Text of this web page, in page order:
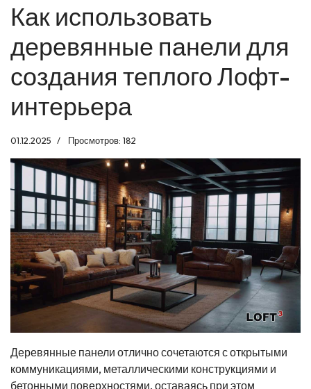
Как использовать
деревянные панели для
создания теплого Лофт-
интерьера
01.12.2025 Просмотров: 182
Деревянные панели отлично сочетаются с открытыми
коммуникациями, металлическими конструкциями и
бетонными поверхностями, оставаясь при этом